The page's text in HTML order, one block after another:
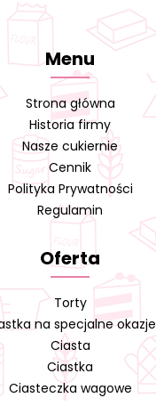
Menu
Strona główna
Historia firmy
Nasze cukiernie
Cennik
Polityka Prywatności
Regulamin
Oferta
Torty
na specjalne okazje
Ciasta
Ciastka
Ciasteczka wagowe